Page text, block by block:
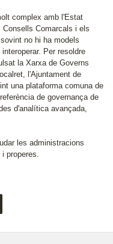
complex amb l'Estat
Comarcals i els
no hi ha models
Per resoldre
la Xarxa de Governs
l'Ajuntament de
una plataforma comuna de
de governança de
d'analítica avançada,
les administracions
properes.